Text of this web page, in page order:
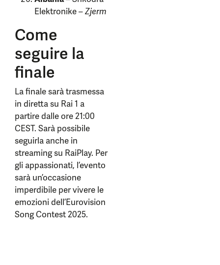
Elektronike –Zjerm
Come
seguire la
finale
La finale sarà trasmessa
in diretta su Rai 1 a
partire dalle ore 21:00
CEST. Sarà possibile
seguirla anche in
streaming su RaiPlay. Per
gli appassionati, l’evento
sarà un’occasione
imperdibile per vivere le
emozioni dell’Eurovision
Song Contest 2025.